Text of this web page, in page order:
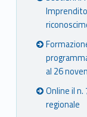
al 26
Online il
regionale